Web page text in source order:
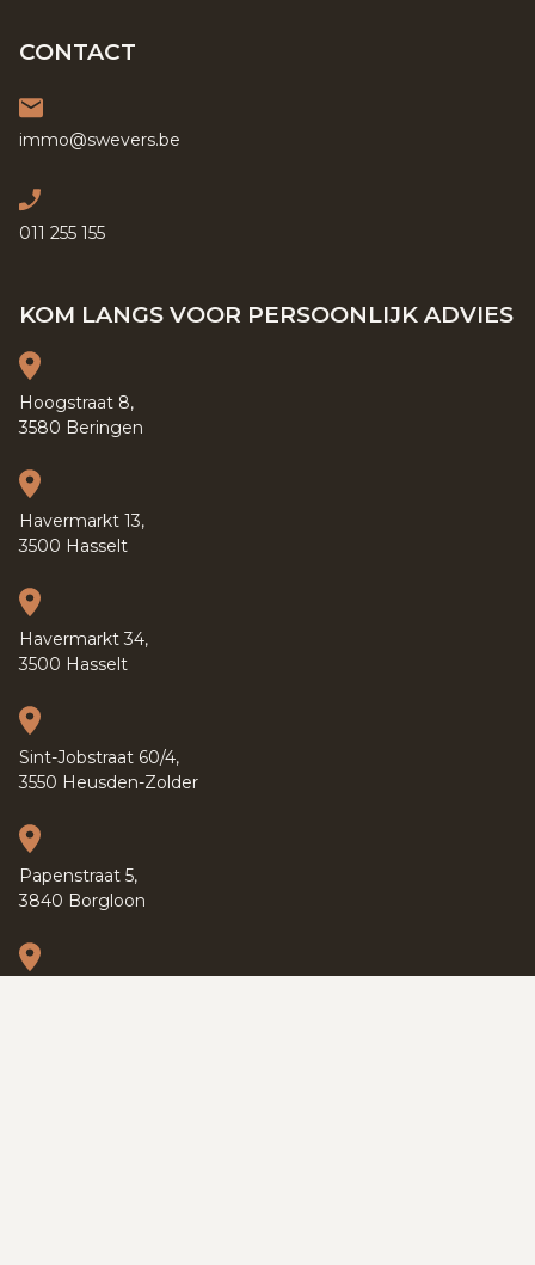
CONTACT
immo@swevers.be
011 255 155
KOM LANGS VOOR PERSOONLIJK ADVIES
Hoogstraat 8,
3580 Beringen
Havermarkt 13,
3500 Hasselt
Havermarkt 34,
3500 Hasselt
Sint-Jobstraat 60/4,
3550 Heusden-Zolder
Papenstraat 5,
3840 Borgloon